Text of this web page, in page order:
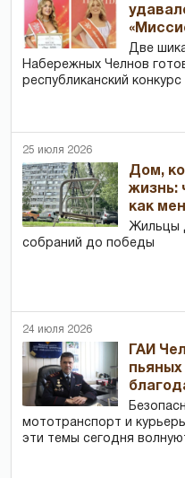
Две
Набережных Челнов
республиканский конкурс
25 июля 2026
Дом,
жизнь:
как
Жильцы
собраний до победы
24 июля 2026
ГАИ
мототранспорт и
эти темы сегодня